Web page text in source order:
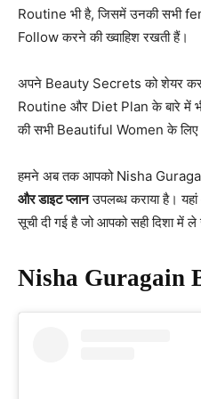
Routine भी है, जिसमें उनकी सभी
Follow करने की ख्वाहिश रखती हैं।
अपने Beauty Secrets को शेयर
Routine और Diet Plan के बारे में भी
की सभी Beautiful Women के
हमने अब तक आपको Nisha
और डाइट प्लानउपलब्ध कराया है।
सूची दी गई है जो आपको सही दिशा में
Nisha Guragain